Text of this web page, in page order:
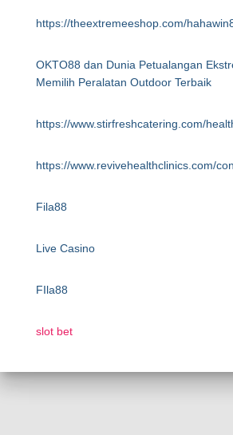
https://theextremeeshop.com/
OKTO88 dan Dunia Petualangan
Memilih Peralatan Outdoor Terbaik
https://www.stirfreshcatering.com/
https://www.revivehealthclinics.com/
Fila88
Live Casino
FIla88
slot bet